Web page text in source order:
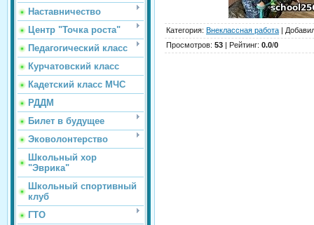
Наставничество
Центр "Точка роста"
Педагогический класс
Курчатовский класс
Кадетский класс МЧС
РДДМ
Билет в будущее
Эковолонтерство
Школьный хор
"Эврика"
Школьный спортивный
клуб
ГТО
Категория: Внеклассная работа |
Просмотров: 53 | Рейтинг: 0.0/0